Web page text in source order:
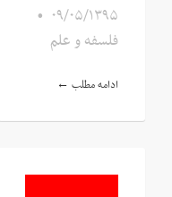
۰۹/۰۵/۱۳۹۵ •
فلسفه و علم
ادامه مطلب ←